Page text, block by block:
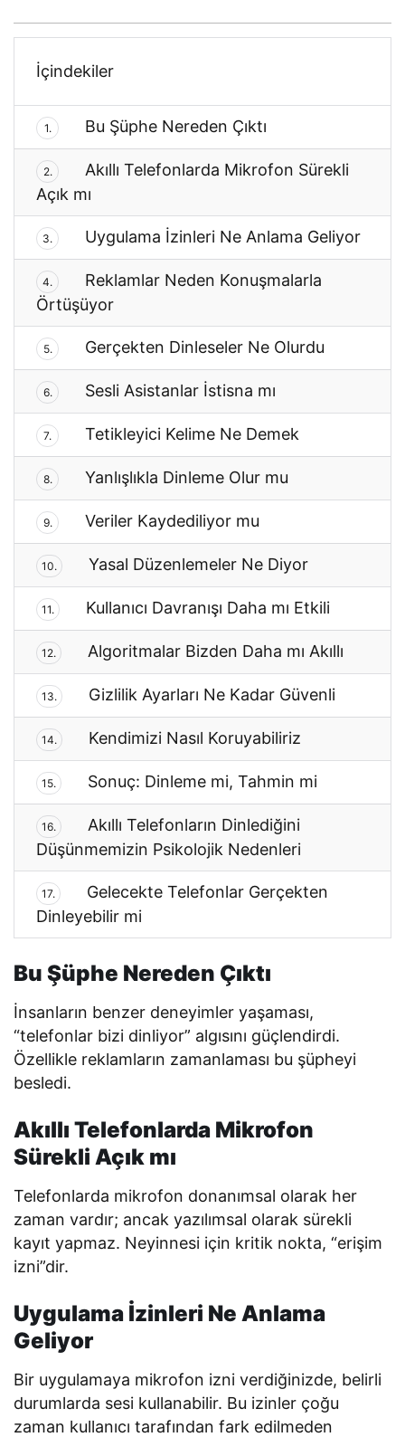
İçindekiler
1. Bu Şüphe Nereden Çıktı
2.
Akıllı Telefonlarda Mikrofon Sürekli
Açık mı
3. Uygulama İzinleri Ne Anlama Geliyor
4.
Reklamlar Neden Konuşmalarla
Örtüşüyor
5. Gerçekten Dinleseler Ne Olurdu
6. Sesli Asistanlar İstisna mı
7. Tetikleyici Kelime Ne Demek
8. Yanlışlıkla Dinleme Olur mu
9. Veriler Kaydediliyor mu
10. Yasal Düzenlemeler Ne Diyor
11. Kullanıcı Davranışı Daha mı Etkili
12. Algoritmalar Bizden Daha mı Akıllı
13. Gizlilik Ayarları Ne Kadar Güvenli
14. Kendimizi Nasıl Koruyabiliriz
15. Sonuç: Dinleme mi, Tahmin mi
16.
Akıllı Telefonların Dinlediğini
Düşünmemizin Psikolojik Nedenleri
17.
Gelecekte Telefonlar Gerçekten
Dinleyebilir mi
Bu Şüphe Nereden Çıktı
İnsanların benzer deneyimler yaşaması,
“telefonlar bizi dinliyor” algısını güçlendirdi.
Özellikle reklamların zamanlaması bu şüpheyi
besledi.
Akıllı Telefonlarda Mikrofon
Sürekli Açık mı
Telefonlarda mikrofon donanımsal olarak her
zaman vardır; ancak yazılımsal olarak sürekli
kayıt yapmaz. Neyinnesi için kritik nokta, “erişim
izni”dir.
Uygulama İzinleri Ne Anlama
Geliyor
Bir uygulamaya mikrofon izni verdiğinizde, belirli
durumlarda sesi kullanabilir. Bu izinler çoğu
zaman kullanıcı tarafından fark edilmeden